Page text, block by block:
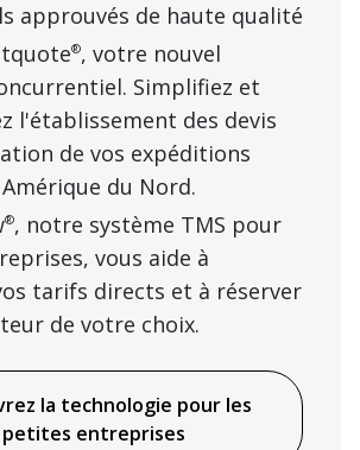
approuvés de haute qualité
®, votre nouvel
Simplifiez et
l'établissement des devis
de vos expéditions
du Nord.
®, notre système TMS pour
vous aide à
tarifs directs et à réserver
de votre choix.
la technologie pour les
petites entreprises